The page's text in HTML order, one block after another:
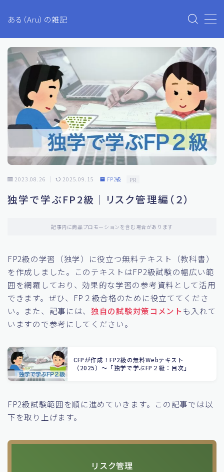
ある（Aru）の雑記
MENU
Aruのブログ
プライバシーポリシー
お問い合わせ
生活・ファイナンス
ETC
2023.08.26 2025.09.15 FP2級 PR
独学で学ぶFP2級｜リスク管理編（２）
記事内に商品プロモーションを含む場合があります
FP2級の学習（独学）に役立つ無料テキスト（教科書）
を作成しました。このテキストはFP2級試験の幅広い範
囲を網羅しており、効果的な学習の参考資料として活用
できます。ぜひ、FP２級合格のために役立ててくださ
い。また、記事には、 独自の試験対策コメントも入れて
いますので参考にしてください。
CFPが作成！FP2級の無料Webテキスト
（2025）〜「独学で学ぶFP２級：目次」
FP2級試験範囲を順に進めていきます。この記事では以
下を取り上げます。
リスク管理